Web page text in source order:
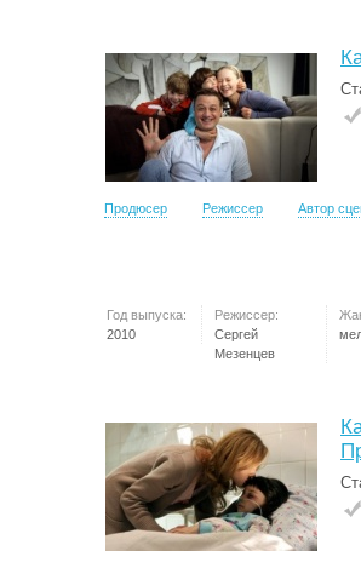
Продюсер Режиссер Автор
Год выпуска:
2010
Режиссер:
Сергей
Мезенцев